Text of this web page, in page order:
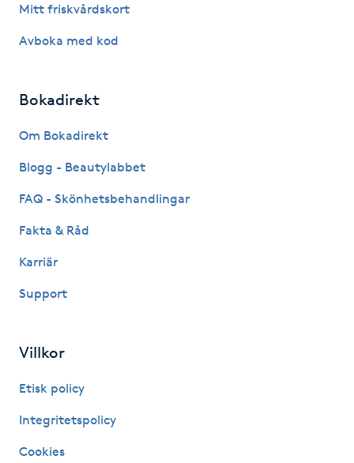
Hårbottenbehandling
Hårförlängning
Hälsa
IPL
Mitt friskvårdskort
Avboka med kod
Bokadirekt
Om Bokadirekt
Blogg - Beautylabbet
FAQ - Skönhetsbehandlingar
Fakta & Råd
Karriär
Support
Villkor
Etisk policy
Integritetspolicy
Cookies